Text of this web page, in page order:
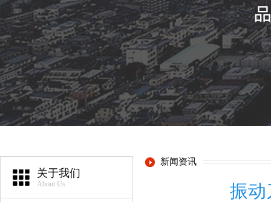
关于我们
About Us
新闻资讯
振动